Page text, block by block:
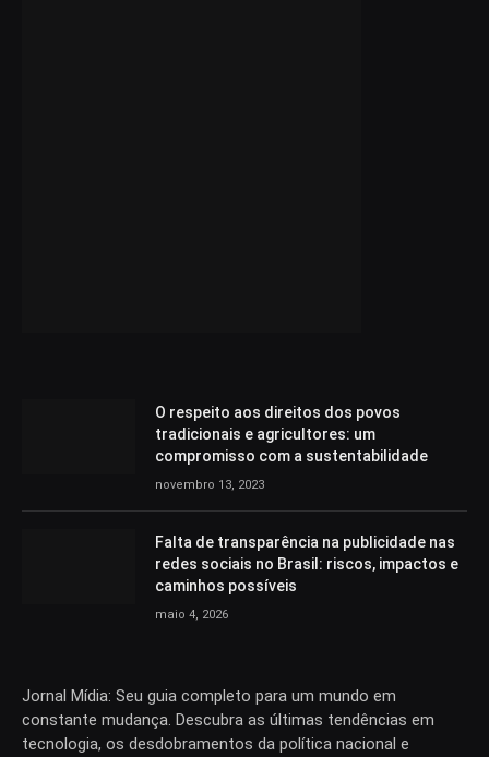
O respeito aos direitos dos povos
tradicionais e agricultores: um
compromisso com a sustentabilidade
novembro 13, 2023
Falta de transparência na publicidade nas
redes sociais no Brasil: riscos, impactos e
caminhos possíveis
maio 4, 2026
Jornal Mídia: Seu guia completo para um mundo em
constante mudança. Descubra as últimas tendências em
tecnologia, os desdobramentos da política nacional e